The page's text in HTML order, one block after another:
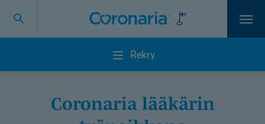
Rekry
Coronaria lääkärin